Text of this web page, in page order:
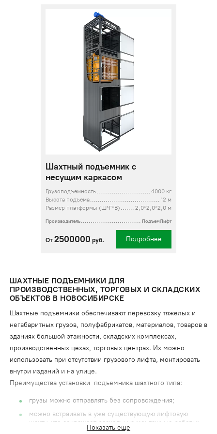
Шахтный подъемник с
несущим каркасом
Грузоподъемность
4000 кг
Высота подъема
12 м
Размер платформы (Ш*Г*В)
2,0*2,0*2,0 м
Производитель ПодъемЛифт
От 2500000 руб. Подробнее
ШАХТНЫЕ ПОДЪЕМНИКИ ДЛЯ
ПРОИЗВОДСТВЕННЫХ, ТОРГОВЫХ И СКЛАДСКИХ
ОБЪЕКТОВ В НОВОСИБИРСКЕ
Шахтные подъемники обеспечивают перевозку тяжелых и
негабаритных грузов, полуфабрикатов, материалов, товаров в
зданиях большой этажности, складских комплексах,
производственных цехах, торговых центрах. Их можно
использовать при отсутствии грузового лифта, монтировать
внутри изданий и на улице.
Преимущества установки подъемника шахтного типа:
грузы можно отправлять без сопровождения;
можно встраивать в уже существующую лифтовую
шахту, что сокращает расходы на монтажные работы;
Показать еще